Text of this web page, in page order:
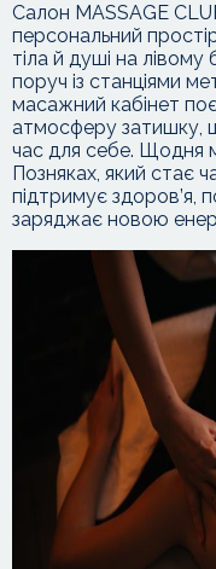
Салон MASSAGE
персональний
тіла й душі на
поруч із станціями
масажний кабінет
атмосферу затишку,
час для себе. Щодня
Позняках, який стає
підтримує здоров’я,
заряджає новою